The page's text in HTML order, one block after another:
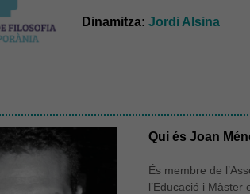
Dinamitza: Jordi Alsina
Qui és Joan
És membre de
l’Educació i Màster